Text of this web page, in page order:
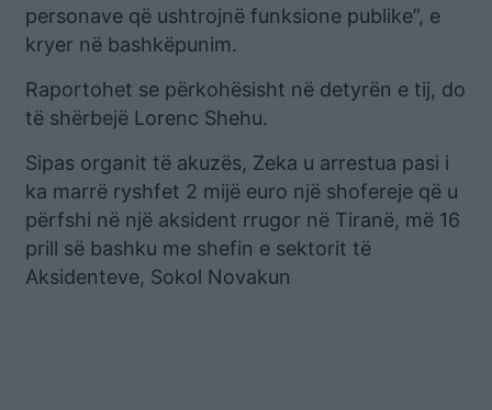
personave që ushtrojnë funksione publike”, e
kryer në bashkëpunim.
Raportohet se përkohësisht në detyrën e tij, do
të shërbejë Lorenc Shehu.
Sipas organit të akuzës, Zeka u arrestua pasi i
ka marrë ryshfet 2 mijë euro një shofereje që u
përfshi në një aksident rrugor në Tiranë, më 16
prill së bashku me shefin e sektorit të
Aksidenteve, Sokol Novakun